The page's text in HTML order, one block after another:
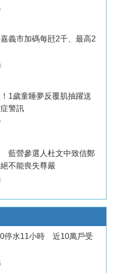
義市加碼每瓩2千、最高2
1歲童睡夢反覆肌抽躍送
警訊
藍營參選人杜文中致信鄭
不能喪失尊嚴
停水11小時 近10萬戶受